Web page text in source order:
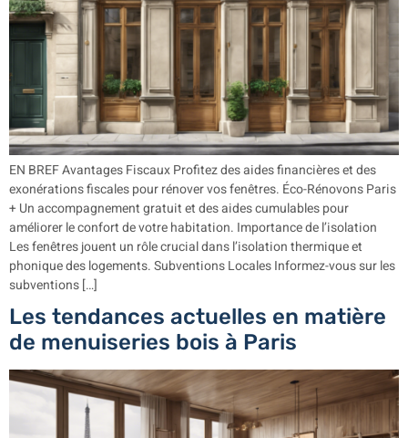
EN BREF Avantages Fiscaux Profitez des aides financières et des
exonérations fiscales pour rénover vos fenêtres. Éco-Rénovons Paris
+ Un accompagnement gratuit et des aides cumulables pour
améliorer le confort de votre habitation. Importance de l’isolation
Les fenêtres jouent un rôle crucial dans l’isolation thermique et
phonique des logements. Subventions Locales Informez-vous sur les
subventions […]
Les tendances actuelles en matière
de menuiseries bois à Paris